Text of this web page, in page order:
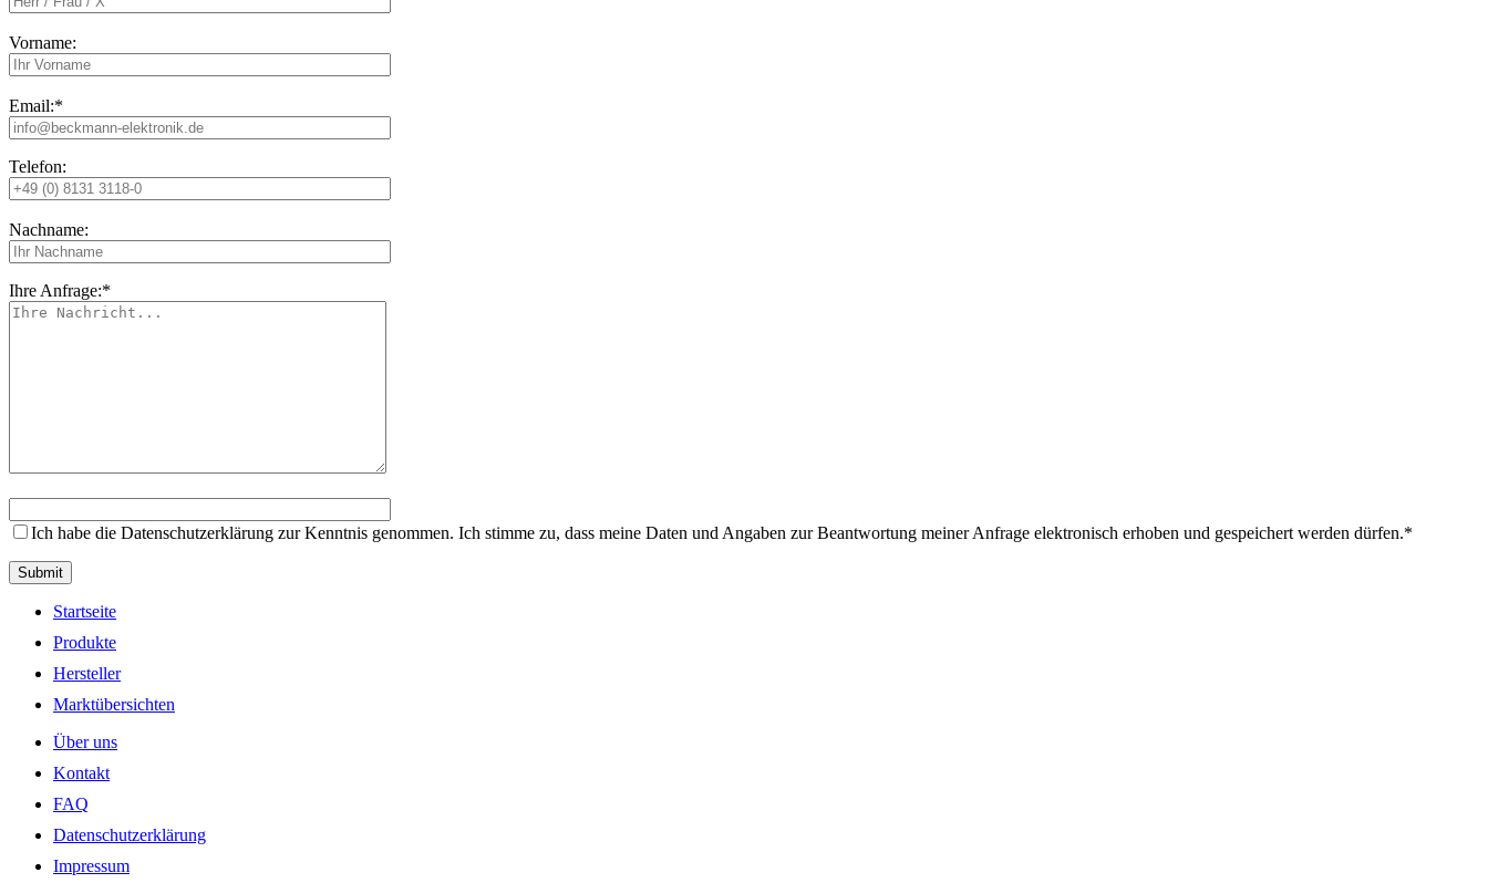
Vorname:
Email:*
Telefon:
Nachname:
Ihre Anfrage:*
Ich habe die Datenschutzerklärung zur Kenntnis genommen. Ich stimme zu, dass meine Daten und Angaben zur Beantwortung meiner Anfrage elektronisch erhoben und gespeichert werden dürfen.*
Please leave this field empty.
Startseite
Produkte
Hersteller
Marktübersichten
Über uns
Kontakt
FAQ
Datenschutzerklärung
Impressum